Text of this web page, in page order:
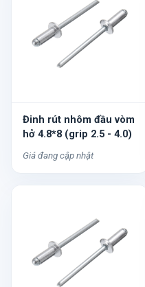
Đinh rút nhôm đầu vòm
hở 4.8*8 (grip 2.5 - 4.0)
Giá đang cập nhật